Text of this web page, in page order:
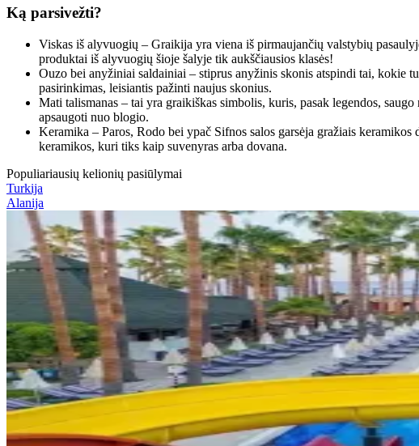
Ką parsivežti?
Viskas iš alyvuogių – Graikija yra viena iš pirmaujančių valstybių
produktai iš alyvuogių šioje šalyje tik aukščiausios klasės!
Ouzo bei anyžiniai saldainiai – stiprus anyžinis skonis atspindi tai, kokie
pasirinkimas, leisiantis pažinti naujus skonius.
Mati talismanas – tai yra graikiškas simbolis, kuris, pasak legendos,
apsaugoti nuo blogio.
Keramika – Paros, Rodo bei ypač Sifnos salos garsėja gražiais
keramikos, kuri tiks kaip suvenyras arba dovana.
Populiariausių kelionių pasiūlymai
Turkija
Alanija